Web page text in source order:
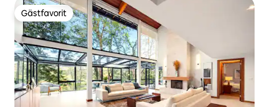
Gästfavorit
Gästfavorit